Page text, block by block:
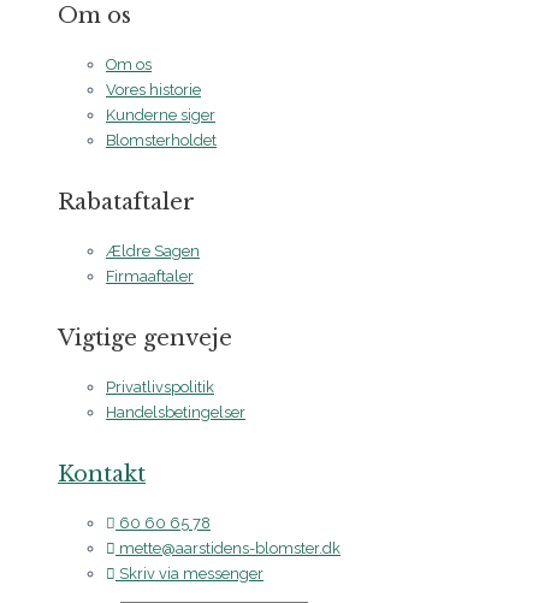
Om os
Om os
Vores historie
Kunderne siger
Blomsterholdet
Rabataftaler
Ældre Sagen
Firmaaftaler
Vigtige genveje
Privatlivspolitik
Handelsbetingelser
Kontakt
60 60 65 78
mette@aarstidens-blomster.dk
Skriv via messenger